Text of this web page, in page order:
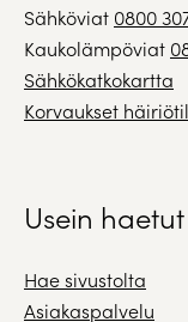
Sähköviat 0800
Kaukolämpöviat
Sähkökatkokartta
Korvaukset
Usein haetut
Hae sivustolta
Asiakaspalvelu